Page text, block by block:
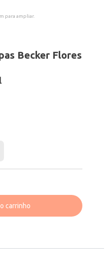
para ampliar.
Becker Flores
carrinho